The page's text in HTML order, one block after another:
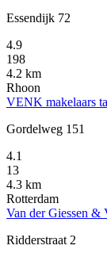
Essendijk 72
4.9
198
4.2 km
Rhoon
VENK makelaars
Gordelweg 151
4.1
13
4.3 km
Rotterdam
Van der Giessen &
Ridderstraat 2